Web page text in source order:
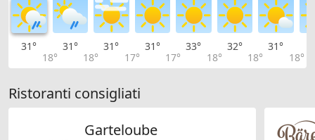
31°
18°
31°
18°
31°
17°
31°
17°
33°
18°
32°
18°
31°
18°
Ristoranti consigliati
Garteloube